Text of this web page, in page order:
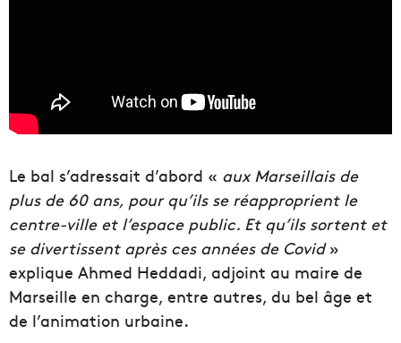
Le bal s’adressait d’abord « aux Marseillais de
plus de 60 ans, pour qu’ils se réapproprient le
centre-ville et l’espace public. Et qu’ils sortent et
se divertissent après ces années de Covid»
explique Ahmed Heddadi, adjoint au maire de
Marseille en charge, entre autres, du bel âge et
de l’animation urbaine.